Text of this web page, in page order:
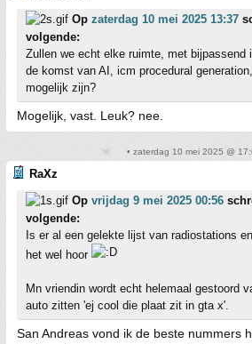
Op zaterdag 10 mei 2025 13:37
volgende:
Zullen we echt elke ruimte, met bijpassend
de komst van AI, icm procedural
mogelijk zijn?
Mogelijk, vast. Leuk? nee.
• zaterdag 10 mei 2025 @
RaXz
Op vrijdag 9 mei 2025 00:56
volgende:
Is er al een gelekte lijst van radiostations
het wel hoor
Mn vriendin wordt echt helemaal gestoord
auto zitten 'ej cool die plaat zit in gta x'.
San Andreas vond ik de beste nummers